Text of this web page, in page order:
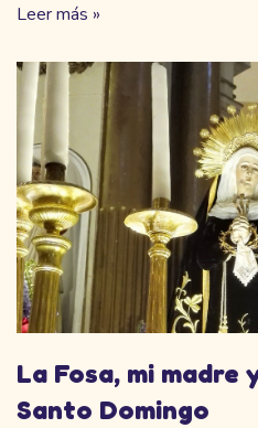
Leer más »
La Fosa, mi madre
Santo Domingo